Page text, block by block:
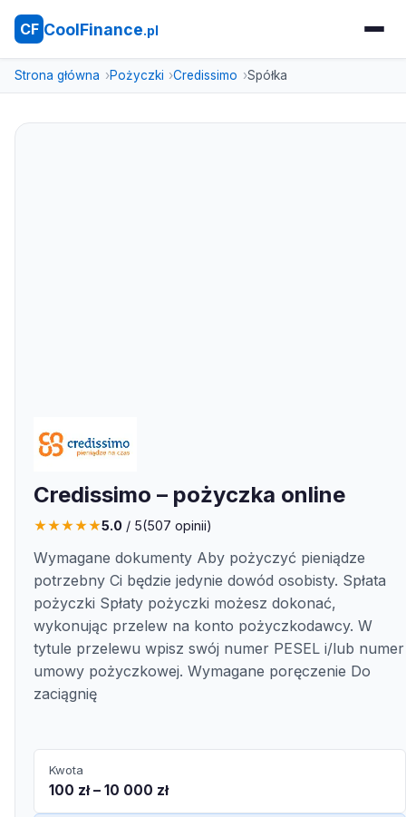
CF CoolFinance.pl
Strona główna Pożyczki Credissimo Spółka
Credissimo – pożyczka online
★★★★★5.0 / 5(507 opinii)
Wymagane dokumenty Aby pożyczyć pieniądze
potrzebny Ci będzie jedynie dowód osobisty. Spłata
pożyczki Spłaty pożyczki możesz dokonać,
wykonując przelew na konto pożyczkodawcy. W
tytule przelewu wpisz swój numer PESEL i/lub numer
umowy pożyczkowej. Wymagane poręczenie Do
zaciągnię
Kwota
100 zł – 10 000 zł